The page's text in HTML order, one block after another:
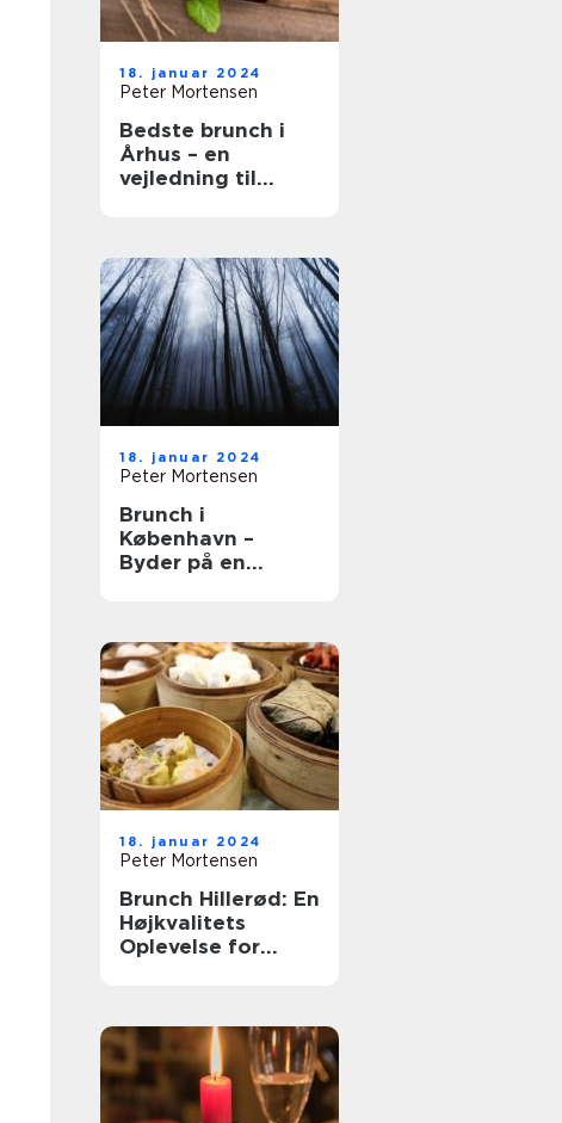
18. januar 2024
Peter Mortensen
Bedste brunch i
Århus – en
vejledning til
18. januar 2024
Peter Mortensen
Brunch i
København –
Byder på en
18. januar 2024
Peter Mortensen
Brunch Hillerød: En
Højkvalitets
Oplevelse for